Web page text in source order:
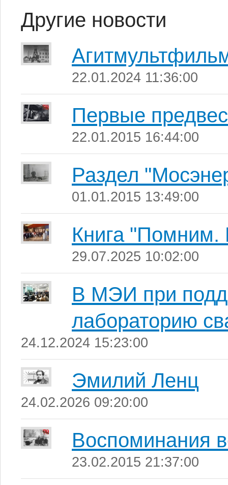
Другие новости
22.01.2024 11:36:00
Первые
22.01.2015 16:44:00
Раздел
01.01.2015 13:49:00
Книга "Помним.
29.07.2025 10:02:00
В МЭИ при
лабораторию
24.12.2024 15:23:00
Эмилий Ленц
24.02.2026 09:20:00
Воспоминания
23.02.2015 21:37:00